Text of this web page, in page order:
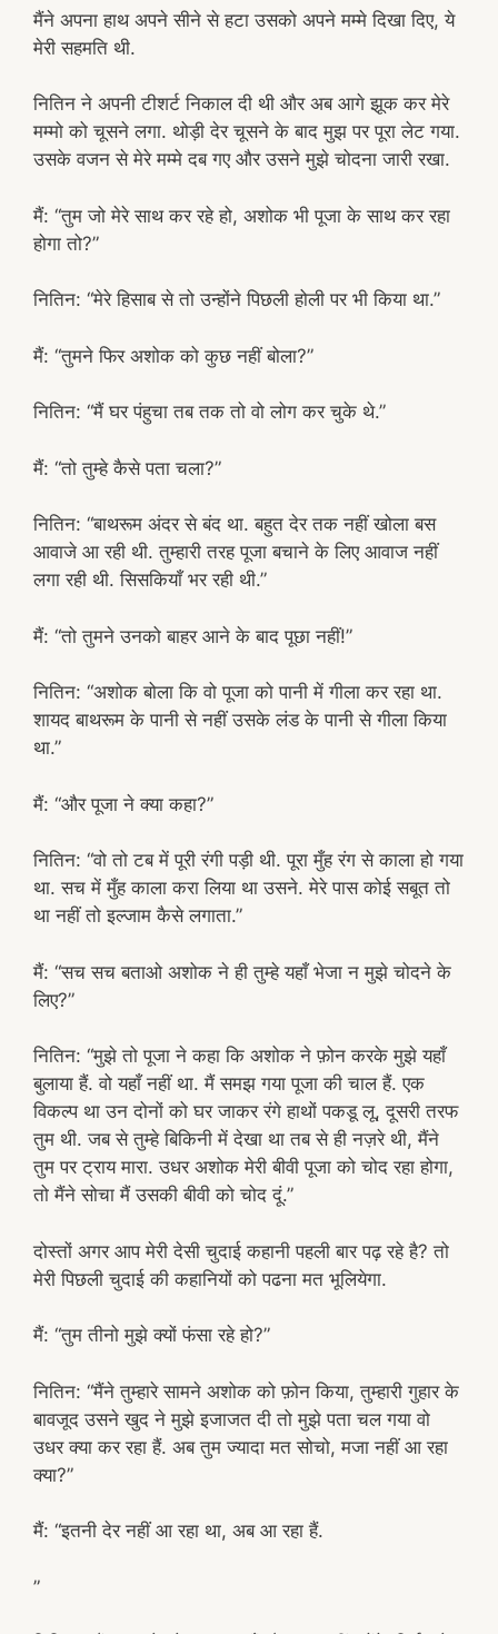
मैंने अपना हाथ अपने सीने से हटा उसको अपने मम्मे दिखा दिए, ये
मेरी सहमति थी.
नितिन ने अपनी टीशर्ट निकाल दी थी और अब आगे झूक कर मेरे
मम्मो को चूसने लगा. थोड़ी देर चूसने के बाद मुझ पर पूरा लेट गया.
उसके वजन से मेरे मम्मे दब गए और उसने मुझे चोदना जारी रखा.
मैं: “तुम जो मेरे साथ कर रहे हो, अशोक भी पूजा के साथ कर रहा
होगा तो?”
नितिन: “मेरे हिसाब से तो उन्होंने पिछली होली पर भी किया था.”
मैं: “तुमने फिर अशोक को कुछ नहीं बोला?”
नितिन: “मैं घर पंहुचा तब तक तो वो लोग कर चुके थे.”
मैं: “तो तुम्हे कैसे पता चला?”
नितिन: “बाथरूम अंदर से बंद था. बहुत देर तक नहीं खोला बस
आवाजे आ रही थी. तुम्हारी तरह पूजा बचाने के लिए आवाज नहीं
लगा रही थी. सिसकियाँ भर रही थी.”
मैं: “तो तुमने उनको बाहर आने के बाद पूछा नहीं!”
नितिन: “अशोक बोला कि वो पूजा को पानी में गीला कर रहा था.
शायद बाथरूम के पानी से नहीं उसके लंड के पानी से गीला किया
था.”
मैं: “और पूजा ने क्या कहा?”
नितिन: “वो तो टब में पूरी रंगी पड़ी थी. पूरा मुँह रंग से काला हो गया
था. सच में मुँह काला करा लिया था उसने. मेरे पास कोई सबूत तो
था नहीं तो इल्जाम कैसे लगाता.”
मैं: “सच सच बताओ अशोक ने ही तुम्हे यहाँ भेजा न मुझे चोदने के
लिए?”
नितिन: “मुझे तो पूजा ने कहा कि अशोक ने फ़ोन करके मुझे यहाँ
बुलाया हैं. वो यहाँ नहीं था. मैं समझ गया पूजा की चाल हैं. एक
विकल्प था उन दोनों को घर जाकर रंगे हाथों पकडू लू, दूसरी तरफ
तुम थी. जब से तुम्हे बिकिनी में देखा था तब से ही नज़रे थी, मैंने
तुम पर ट्राय मारा. उधर अशोक मेरी बीवी पूजा को चोद रहा होगा,
तो मैंने सोचा मैं उसकी बीवी को चोद दूं.”
दोस्तों अगर आप मेरी देसी चुदाई कहानी पहली बार पढ़ रहे है? तो
मेरी पिछली चुदाई की कहानियों को पढना मत भूलियेगा.
मैं: “तुम तीनो मुझे क्यों फंसा रहे हो?”
नितिन: “मैंने तुम्हारे सामने अशोक को फ़ोन किया, तुम्हारी गुहार के
बावजूद उसने खुद ने मुझे इजाजत दी तो मुझे पता चल गया वो
उधर क्या कर रहा हैं. अब तुम ज्यादा मत सोचो, मजा नहीं आ रहा
क्या?”
मैं: “इतनी देर नहीं आ रहा था, अब आ रहा हैं.
”